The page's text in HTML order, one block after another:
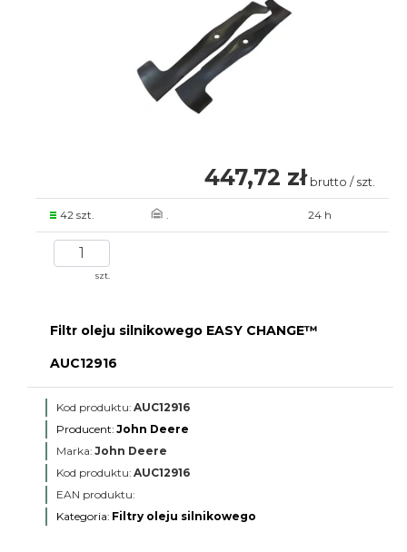
447,72 zł brutto / szt.
42 szt. . 24 h
szt.
Filtr oleju silnikowego EASY CHANGE™
AUC12916
Kod produktu: AUC12916
Producent: John Deere
Marka: John Deere
Kod produktu: AUC12916
EAN produktu:
Kategoria: Filtry oleju silnikowego